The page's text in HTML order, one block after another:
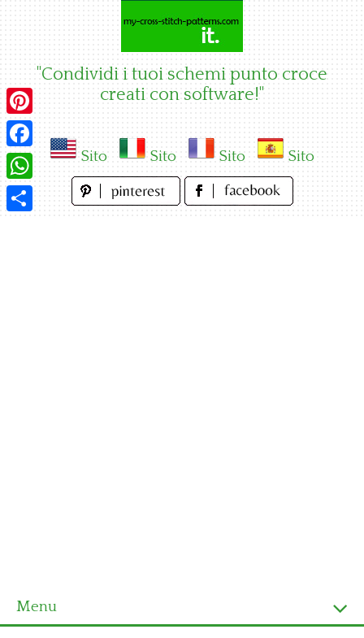
"Condividi i tuoi schemi punto croce
creati con software!"
Sito Sito Sito Sito
Menu
Pinterest
Facebook
WhatsApp